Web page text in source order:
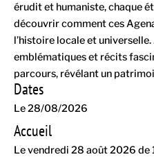
érudit et humaniste, chaque
découvrir comment ces
l’histoire locale et
emblématiques et récits
parcours, révélant un
Dates
Le 28/08/2026
Accueil
Le vendredi 28 août 2026 de